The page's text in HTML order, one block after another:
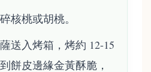
核桃或胡桃。
送入烤箱，烤約 12-15
餅皮邊緣金黃酥脆，